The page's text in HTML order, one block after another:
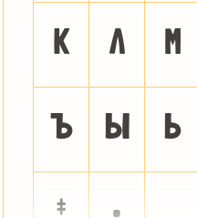
К Л М
Ъ Ы Ь